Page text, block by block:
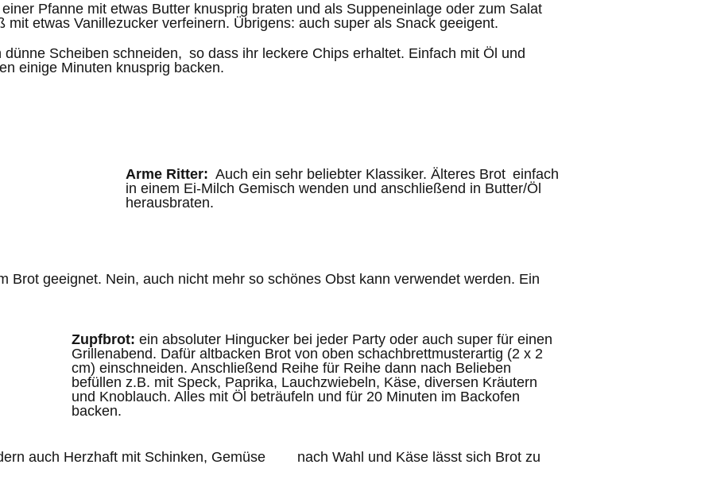
Pfanne mit etwas Butter knusprig braten und als Suppeneinlage oder zum Salat
etwas Vanillezucker verfeinern. Übrigens: auch super als Snack geeigent.
Scheiben schneiden, so dass ihr leckere Chips erhaltet. Einfach mit Öl und
einige Minuten knusprig backen.
Arme Ritter: Auch ein sehr beliebter Klassiker. Älteres Brot einfach
in einem Ei-Milch Gemisch wenden und anschließend in Butter/Öl
herausbraten.
Brot geeignet. Nein, auch nicht mehr so schönes Obst kann verwendet werden. Ein
Zupfbrot: ein absoluter Hingucker bei jeder Party oder auch super für einen
Grillenabend. Dafür altbacken Brot von oben schachbrettmusterartig (2 x 2
cm) einschneiden. Anschließend Reihe für Reihe dann nach Belieben
befüllen z.B. mit Speck, Paprika, Lauchzwiebeln, Käse, diversen Kräutern
und Knoblauch. Alles mit Öl beträufeln und für 20 Minuten im Backofen
backen.
auch Herzhaft mit Schinken, Gemüse nach Wahl und Käse lässt sich Brot zu